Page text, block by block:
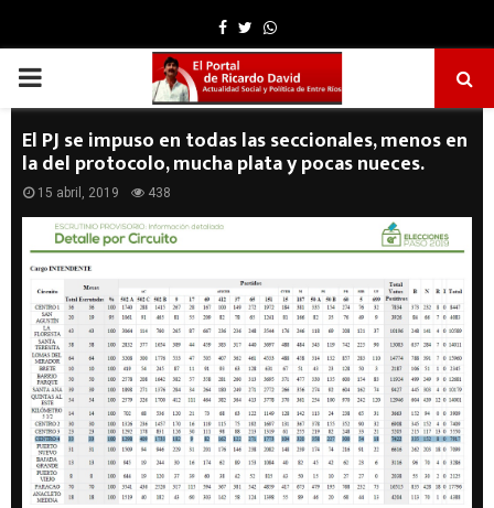
Facebook
TwitterWhatsapp
PRIMARY
MENU
El PJ se impuso en todas las seccionales, menos en
la del protocolo, mucha plata y pocas nueces.
15 abril, 2019 438